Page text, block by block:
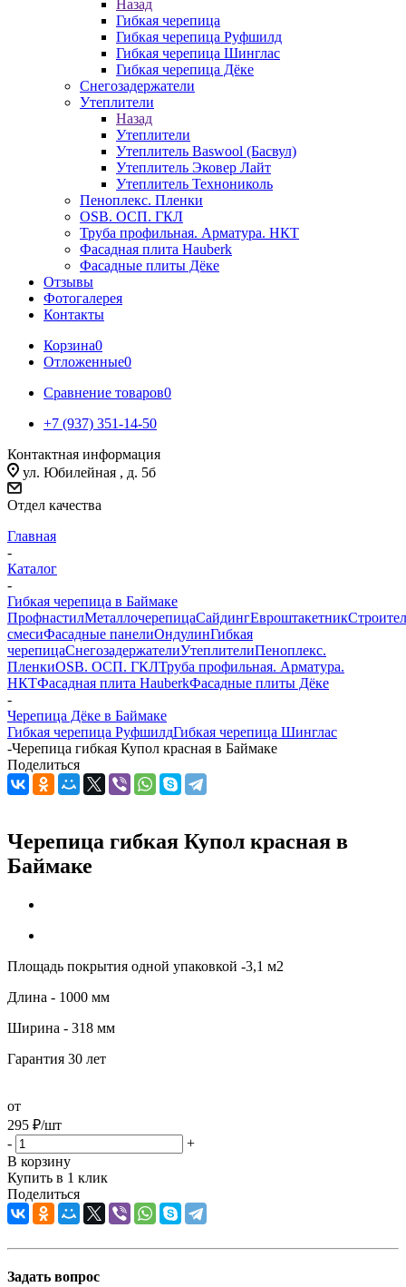
Назад
Гибкая черепица
Гибкая черепица Руфшилд
Гибкая черепица Шинглас
Гибкая черепица Дёке
Снегозадержатели
Утеплители
Назад
Утеплители
Утеплитель Baswool (Басвул)
Утеплитель Эковер Лайт
Утеплитель Технониколь
Пеноплекс. Пленки
OSB. ОСП. ГКЛ
Труба профильная. Арматура. НКТ
Фасадная плита Hauberk
Фасадные плиты Дёке
Отзывы
Фотогалерея
Контакты
Корзина0
Отложенные0
Сравнение товаров0
+7 (937) 351-14-50
Контактная информация
ул. Юбилейная , д. 5б
Отдел качества
Главная
-
Каталог
-
Гибкая черепица в Баймаке
ПрофнастилМеталлочерепицаСайдингЕвроштакетник
смесиФасадные панелиОндулинГибкая
черепицаСнегозадержателиУтеплителиПеноплекс.
ПленкиOSB. ОСП. ГКЛТруба профильная. Арматура.
НКТФасадная плита HauberkФасадные плиты Дёке
-
Черепица Дёке в Баймаке
Гибкая черепица РуфшилдГибкая черепица Шинглас
-Черепица гибкая Купол красная в Баймаке
Поделиться
Черепица гибкая Купол красная в
Баймаке
Площадь покрытия одной упаковкой -3,1 м2
Длина - 1000 мм
Ширина - 318 мм
Гарантия 30 лет
от
295 ₽/шт
-
+
В корзину
Купить в 1 клик
Поделиться
Задать вопрос